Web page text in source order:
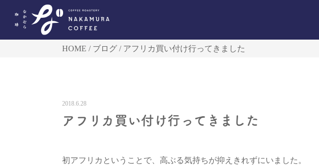
HOME ブログ アフリカ買い付け行ってきました
2018.6.28
アフリカ買い付け行ってきました
初アフリカということで、高ぶる気持ちが抑えきれずにいました。